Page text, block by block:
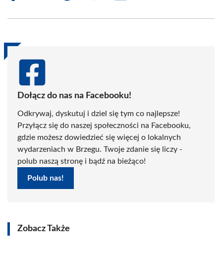
(Twitter)
Dołącz do nas na Facebooku!
Odkrywaj, dyskutuj i dziel się tym co najlepsze!
Przyłącz się do naszej społeczności na Facebooku,
gdzie możesz dowiedzieć się więcej o lokalnych
wydarzeniach w Brzegu. Twoje zdanie się liczy -
polub naszą stronę i bądź na bieżąco!
Polub nas!
Zobacz Także